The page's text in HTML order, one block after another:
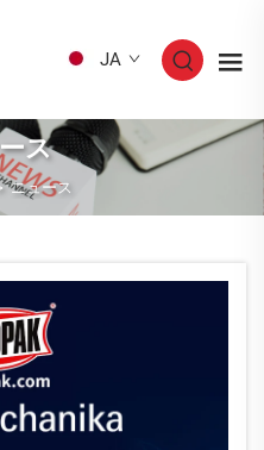
JA
ス
ニュース